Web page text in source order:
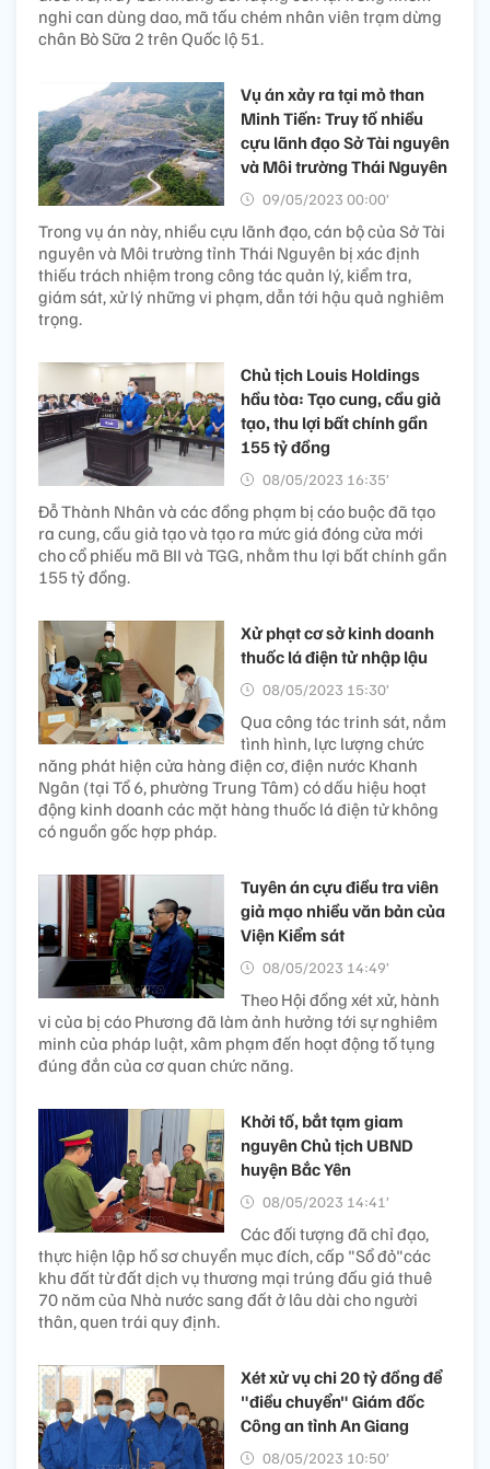
nghi can dùng dao, mã tấu chém nhân viên trạm dừng
chân Bò Sữa 2 trên Quốc lộ 51.
Vụ án xảy ra tại mỏ than
Minh Tiến: Truy tố nhiều
cựu lãnh đạo Sở Tài nguyên
và Môi trường Thái Nguyên
09/05/2023 00:00’
Trong vụ án này, nhiều cựu lãnh đạo, cán bộ của Sở Tài
nguyên và Môi trường tỉnh Thái Nguyên bị xác định
thiếu trách nhiệm trong công tác quản lý, kiểm tra,
giám sát, xử lý những vi phạm, dẫn tới hậu quả nghiêm
trọng.
Chủ tịch Louis Holdings
hầu tòa: Tạo cung, cầu giả
tạo, thu lợi bất chính gần
155 tỷ đồng
08/05/2023 16:35’
Đỗ Thành Nhân và các đồng phạm bị cáo buộc đã tạo
ra cung, cầu giả tạo và tạo ra mức giá đóng cửa mới
cho cổ phiếu mã BII và TGG, nhằm thu lợi bất chính gần
155 tỷ đồng.
Xử phạt cơ sở kinh doanh
thuốc lá điện tử nhập lậu
08/05/2023 15:30’
Qua công tác trinh sát, nắm
tình hình, lực lượng chức
năng phát hiện cửa hàng điện cơ, điện nước Khanh
Ngân (tại Tổ 6, phường Trung Tâm) có dấu hiệu hoạt
động kinh doanh các mặt hàng thuốc lá điện tử không
có nguồn gốc hợp pháp.
Tuyên án cựu điều tra viên
giả mạo nhiều văn bản của
Viện Kiểm sát
08/05/2023 14:49’
Theo Hội đồng xét xử, hành
vi của bị cáo Phương đã làm ảnh hưởng tới sự nghiêm
minh của pháp luật, xâm phạm đến hoạt động tố tụng
đúng đắn của cơ quan chức năng.
Khởi tố, bắt tạm giam
nguyên Chủ tịch UBND
huyện Bắc Yên
08/05/2023 14:41’
Các đối tượng đã chỉ đạo,
thực hiện lập hồ sơ chuyển mục đích, cấp "Sổ đỏ"các
khu đất từ đất dịch vụ thương mại trúng đấu giá thuê
70 năm của Nhà nước sang đất ở lâu dài cho người
thân, quen trái quy định.
Xét xử vụ chi 20 tỷ đồng để
"điều chuyển" Giám đốc
Công an tỉnh An Giang
08/05/2023 10:50’